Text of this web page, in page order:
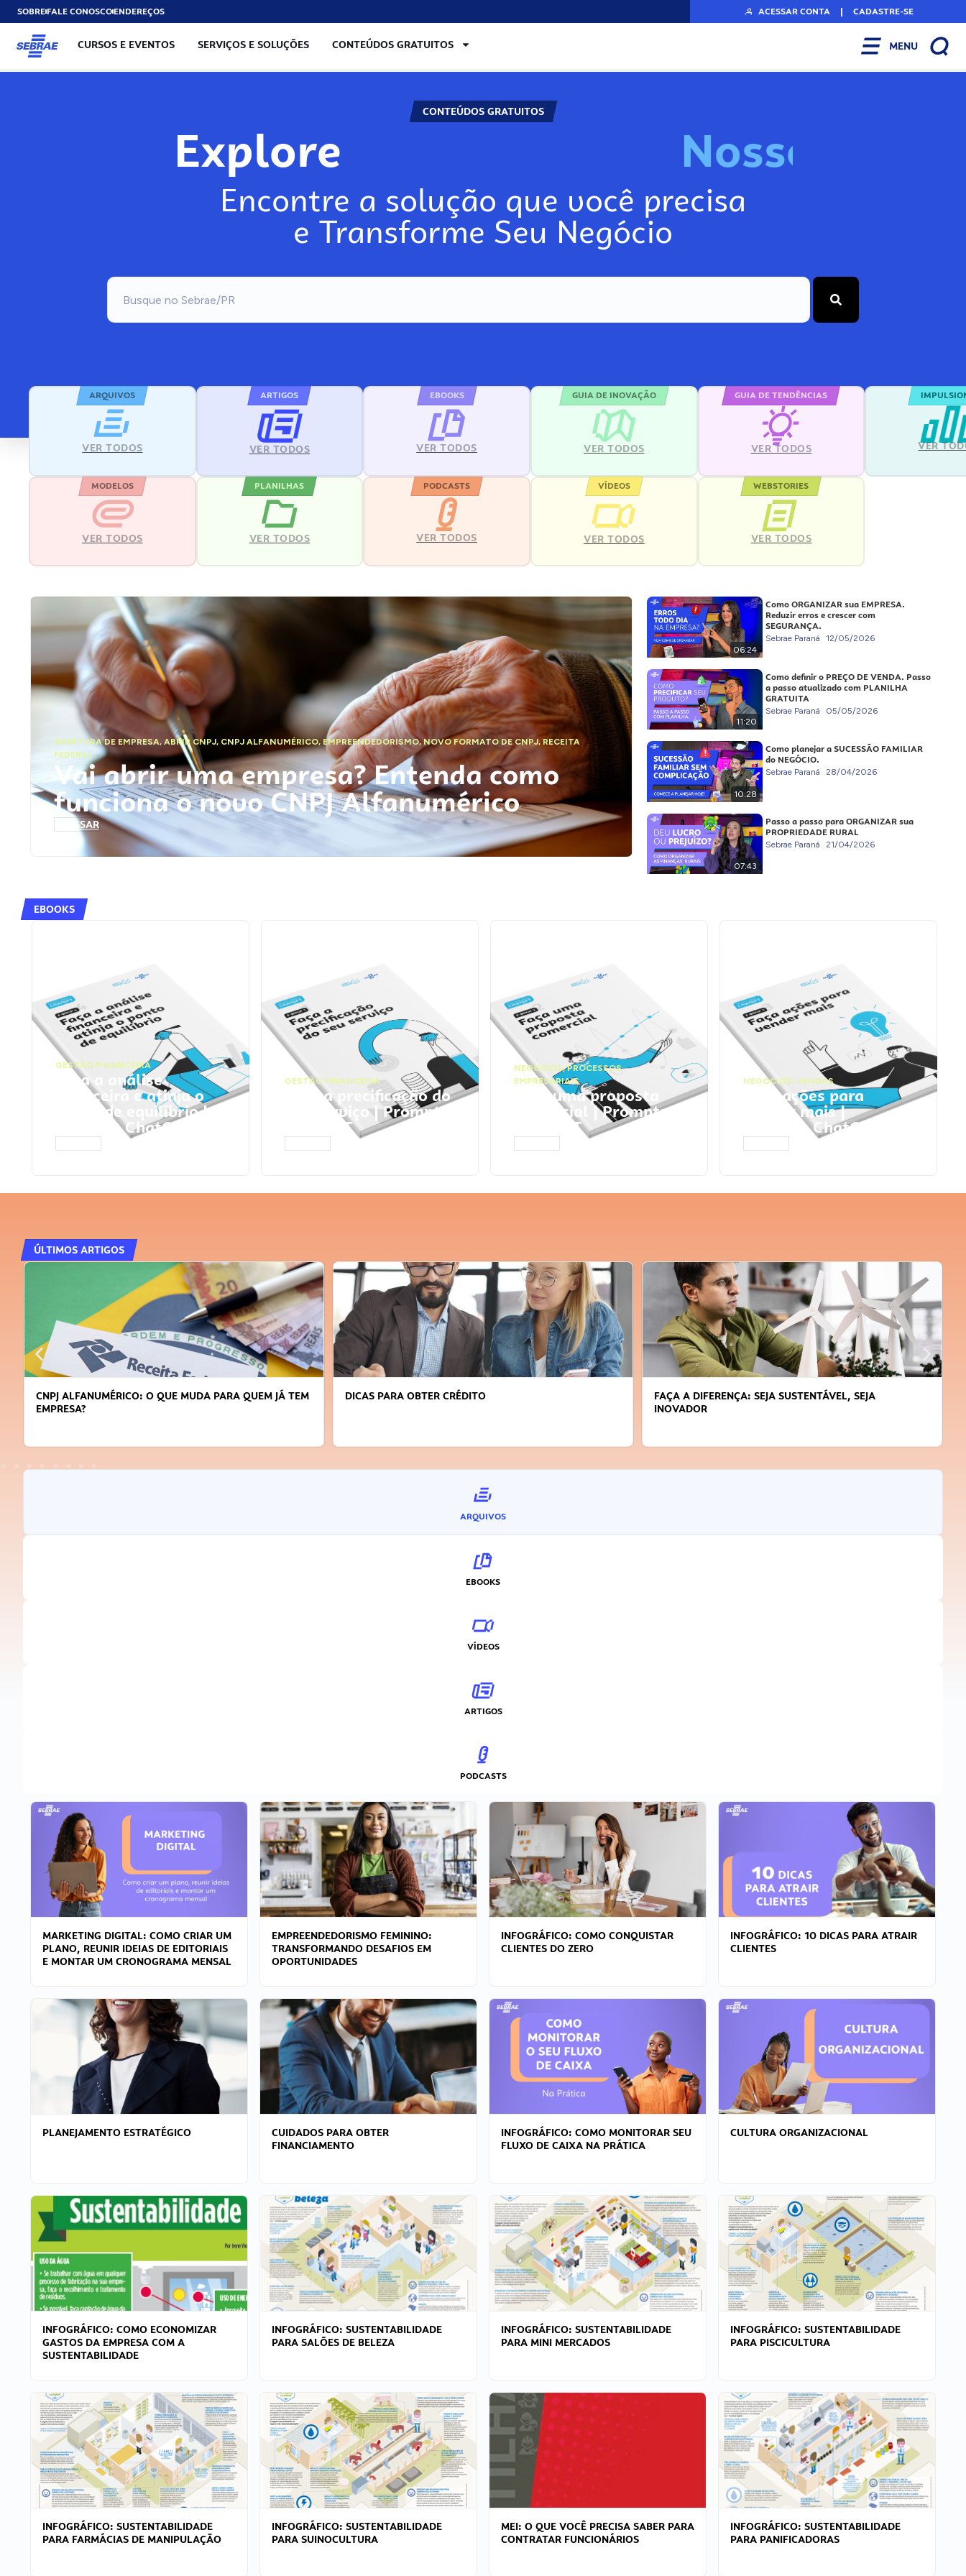
SOBREFALE CONOSCOENDEREÇOS ACESSAR CONTA | CADASTRE-SE
CURSOS E EVENTOS SERVIÇOS E SOLUÇÕES CONTEÚDOS GRATUITOS MENU
CONTEÚDOS GRATUITOS
Explore No
Encontre a solução que você precisa
e Transforme Seu Negócio
ARQUIVOS
VER TODOS
ARTIGOS
VER TODOS
EBOOKS
VER TODOS
GUIA DE INOVAÇÃO
VER TODOS
GUIA DE TENDÊNCIAS
VER TODOS VER
MODELOS
VER TODOS
PLANILHAS
VER TODOS
PODCASTS
VER TODOS
VÍDEOS
VER TODOS
WEBSTORIES
VER TODOS
ABERTURA DE EMPRESA,ABRIR CNPJ, CNPJ ALFANUMÉRICO, EMPREENDEDORISMO,NOVO FORMATO DE CNPJ,RECEITA
FEDERAL
Vai abrir uma empresa? Entenda como
funciona o novo CNPJ Alfanumérico
ACESSAR
06:24
Como ORGANIZAR sua EMPRESA.
Reduzir erros e crescer com
SEGURANÇA.
Sebrae Paraná 12/05/2026
11:20
Como definir o PREÇO DE VENDA. Passo
a passo atualizado com PLANILHA
GRATUITA
Sebrae Paraná 05/05/2026
10:28
Como planejar a SUCESSÃO FAMILIAR
do NEGÓCIO.
Sebrae Paraná 28/04/2026
07:43
Passo a passo para ORGANIZAR sua
PROPRIEDADE RURAL
Sebrae Paraná 21/04/2026
EBOOKS
GESTÃO FINANCEIRA
Faça a análise
financeira e atinja o
ponto de equilíbrio |
Prompts ChatGPT
GESTÃO FINANCEIRA
Faça a precificação do
seu serviço | Prompts
ChatGPT
NEGÓCIOS,PROCESSOS
EMPRESARIAIS
Faça uma proposta
comercial | Prompts
ChatGPT
NEGÓCIOS, VENDAS
Faça ações para
vender mais |
Prompts ChatGPT
ÚLTIMOS ARTIGOS
DICAS PARA OBTER CRÉDITO
FAÇA A DIFERENÇA: SEJA SUSTENTÁVEL, SEJA
APRENDA A GERENCIAR O SEU TEMPO
ARQUIVOS
EBOOKS
VÍDEOS
ARTIGOS
PODCASTS
MARKETING DIGITAL: COMO CRIAR UM
PLANO, REUNIR IDEIAS DE EDITORIAIS
E MONTAR UM CRONOGRAMA MENSAL
EMPREENDEDORISMO FEMININO:
TRANSFORMANDO DESAFIOS EM
OPORTUNIDADES
INFOGRÁFICO: COMO CONQUISTAR
CLIENTES DO ZERO
INFOGRÁFICO: 10 DICAS PARA ATRAIR
CLIENTES
PLANEJAMENTO ESTRATÉGICO
CUIDADOS PARA OBTER
FINANCIAMENTO
INFOGRÁFICO: COMO MONITORAR SEU
FLUXO DE CAIXA NA PRÁTICA
CULTURA ORGANIZACIONAL
INFOGRÁFICO: COMO ECONOMIZAR
GASTOS DA EMPRESA COM A
SUSTENTABILIDADE
INFOGRÁFICO: SUSTENTABILIDADE
PARA SALÕES DE BELEZA
INFOGRÁFICO: SUSTENTABILIDADE
PARA MINI MERCADOS
INFOGRÁFICO: SUSTENTABILIDADE
PARA PISCICULTURA
INFOGRÁFICO: SUSTENTABILIDADE
PARA FARMÁCIAS DE MANIPULAÇÃO
INFOGRÁFICO: SUSTENTABILIDADE
PARA SUINOCULTURA
MEI: O QUE VOCÊ PRECISA SABER PARA
CONTRATAR FUNCIONÁRIOS
INFOGRÁFICO: SUSTENTABILIDADE
PARA PANIFICADORAS